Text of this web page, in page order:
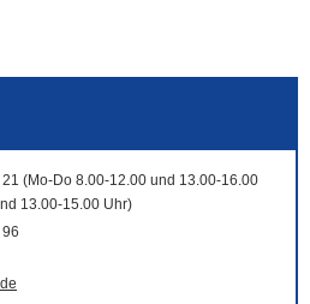
(Volltextsuche)
(Mo-Do 8.00-12.00 und 13.00-16.00
13.00-15.00 Uhr)